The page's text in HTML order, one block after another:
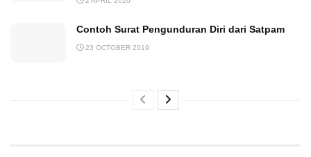
Contoh Surat Pengunduran Diri dari Satpam
23 OCTOBER 2019